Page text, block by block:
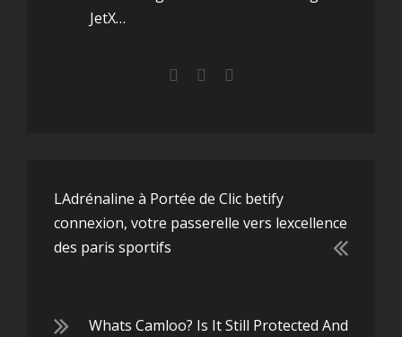
JetX…
LAdrénaline à Portée de Clic betify
connexion, votre passerelle vers lexcellence
des paris sportifs
Whats Camloo? Is It Still Protected And